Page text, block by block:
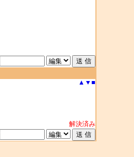
▲ ▼ ■
解決済み